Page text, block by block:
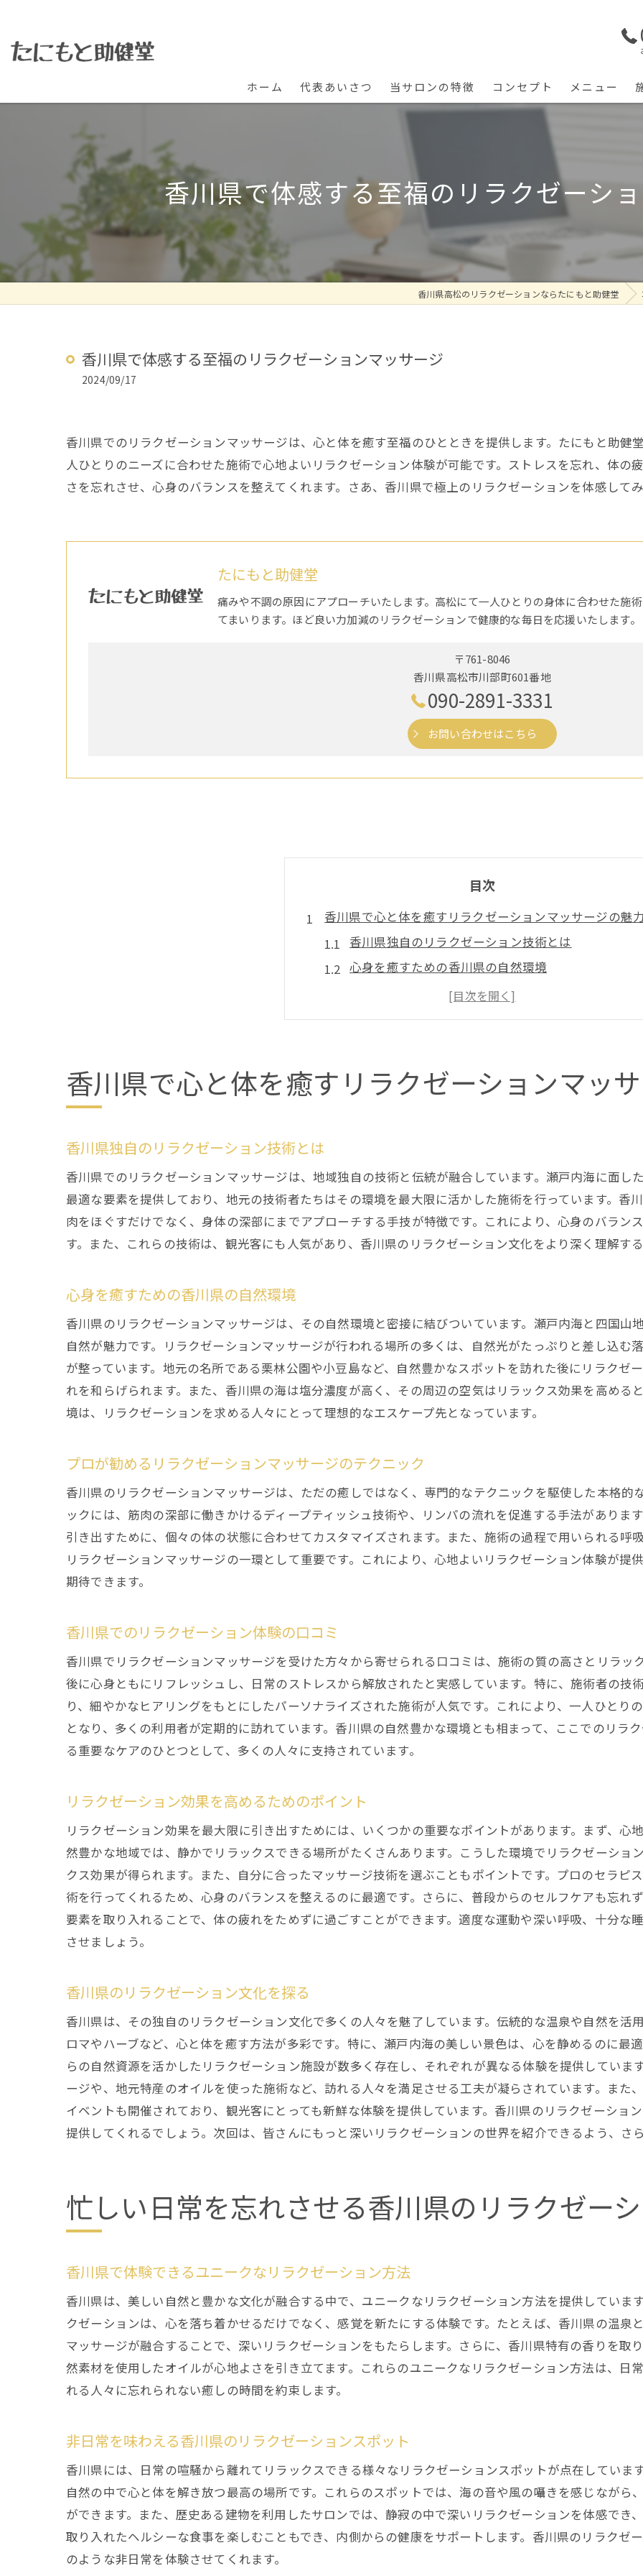
ホーム 代表あいさつ 当サロンの特徴
腰痛
五十肩
リハビリ
コンセプト メニュー
香川県で体感する至福のリラクゼーシ
香川県高松のリラクゼーションならたにもと助健堂
香川県で体感する至福のリラクゼーションマッサージ
2024/09/17
香川県でのリラクゼーションマッサージは、心と体を癒す至福のひとときを提供します。たにもと助健
人ひとりのニーズに合わせた施術で心地よいリラクゼーション体験が可能です。ストレスを忘れ、体の
さを忘れさせ、心身のバランスを整えてくれます。さあ、香川県で極上のリラクゼーションを体感して
たにもと助健堂
痛みや不調の原因にアプローチいたします。高松にて一人ひとりの身体に合わせた施
てまいります。ほど良い力加減のリラクゼーションで健康的な毎日を応援いたします。
〒761-8046
香川県高松市川部町601番地
090-2891-3331
お問い合わせはこちら
目次
香川県で心と体を癒すリラクゼーションマッサージの魅
香川県独自のリラクゼーション技術とは
心身を癒すための香川県の自然環境
プロが勧めるリラクゼーションマッサージのテクニ
香川県でのリラクゼーション体験の口コミ
香川県のリラクゼーション文化を探る
忙しい日常を忘れさせる香川県のリラクゼーション体験
香川県のリラクゼーションマッサージで心のデトッ
時間を忘れる香川県のリラクゼーション体験
香川県でのリラクゼーションがもたらす心の平穏
ストレスフリーな香川県のリラクゼーション
ニーズに応えるたにもと助健堂の個別施術
たにもと助健堂のリラクゼーションメニューの効果
たにもと助健堂の施術者によるおすすめプラン
たにもと助健堂のリラクゼーションメニューの選び
たにもと助健堂でしか味わえないリラクゼーション
香川県の究極のリラクゼーションスポット
心と体に効く香川県のリラクゼーションの秘訣
香川県のリラクゼーションがもたらす究極の癒し
香川県で体感する究極のリラクゼーションの実例
リラクゼーションの極みを体験できる方法
香川県流のリラクゼーションでバランスを取り戻す
心身の健康を保つためのリラクゼーションスタイル
香川県のリラクゼーションを取り入れた生活習慣
リラクゼーションで心と体の調和を図る
香川県で人気のリラクゼーションスポットを探る
香川県の隠れたリラクゼーション名所
地元民が選ぶ香川県のリラクゼーションスポット
観光客に人気の香川県のリラクゼーション施設
香川県のリラクゼーションスポットでの体験談
香川県のリラクゼーションスポットでの楽しみ方
リラクゼーションの真髄を極めた香川県の施術
香川県のリラクゼーションの特別な魅力
リラクゼーションの真髄を体感する香川県の旅
香川県のリラクゼーション体験が教えるもの
特別なリラクゼーションを提供する香川県
リラクゼーション体験を最大限に活用する方法
香川県のリラクゼーションスポット巡りのガイド
香川県でのリラクゼーションを成功させるポイント
香川県のリラクゼーションガイドで心身を癒す
香川県で心と体を癒すリラクゼーションマッ
香川県独自のリラクゼーション技術とは
香川県でのリラクゼーションマッサージは、地域独自の技術と伝統が融合しています。瀬戸内海に面し
最適な要素を提供しており、地元の技術者たちはその環境を最大限に活かした施術を行っています。香
肉をほぐすだけでなく、身体の深部にまでアプローチする手技が特徴です。これにより、心身のバラン
す。また、これらの技術は、観光客にも人気があり、香川県のリラクゼーション文化をより深く理解す
心身を癒すための香川県の自然環境
香川県のリラクゼーションマッサージは、その自然環境と密接に結びついています。瀬戸内海と四国山
自然が魅力です。リラクゼーションマッサージが行われる場所の多くは、自然光がたっぷりと差し込む
が整っています。地元の名所である栗林公園や小豆島など、自然豊かなスポットを訪れた後にリラクゼ
れを和らげられます。また、香川県の海は塩分濃度が高く、その周辺の空気はリラックス効果を高める
境は、リラクゼーションを求める人々にとって理想的なエスケープ先となっています。
プロが勧めるリラクゼーションマッサージのテクニック
香川県のリラクゼーションマッサージは、ただの癒しではなく、専門的なテクニックを駆使した本格的
ックには、筋肉の深部に働きかけるディープティッシュ技術や、リンパの流れを促進する手法がありま
引き出すために、個々の体の状態に合わせてカスタマイズされます。また、施術の過程で用いられる呼
リラクゼーションマッサージの一環として重要です。これにより、心地よいリラクゼーション体験が提
期待できます。
香川県でのリラクゼーション体験の口コミ
香川県でリラクゼーションマッサージを受けた方々から寄せられる口コミは、施術の質の高さとリラッ
後に心身ともにリフレッシュし、日常のストレスから解放されたと実感しています。特に、施術者の技
り、細やかなヒアリングをもとにしたパーソナライズされた施術が人気です。これにより、一人ひとり
となり、多くの利用者が定期的に訪れています。香川県の自然豊かな環境とも相まって、ここでのリラ
る重要なケアのひとつとして、多くの人々に支持されています。
リラクゼーション効果を高めるためのポイント
リラクゼーション効果を最大限に引き出すためには、いくつかの重要なポイントがあります。まず、心
然豊かな地域では、静かでリラックスできる場所がたくさんあります。こうした環境でリラクゼーショ
クス効果が得られます。また、自分に合ったマッサージ技術を選ぶこともポイントです。プロのセラピ
術を行ってくれるため、心身のバランスを整えるのに最適です。さらに、普段からのセルフケアも忘れ
要素を取り入れることで、体の疲れをためずに過ごすことができます。適度な運動や深い呼吸、十分な
させましょう。
香川県のリラクゼーション文化を探る
香川県は、その独自のリラクゼーション文化で多くの人々を魅了しています。伝統的な温泉や自然を活
ロマやハーブなど、心と体を癒す方法が多彩です。特に、瀬戸内海の美しい景色は、心を静めるのに最
らの自然資源を活かしたリラクゼーション施設が数多く存在し、それぞれが異なる体験を提供していま
ージや、地元特産のオイルを使った施術など、訪れる人々を満足させる工夫が凝らされています。また
イベントも開催されており、観光客にとっても新鮮な体験を提供しています。香川県のリラクゼーショ
提供してくれるでしょう。次回は、皆さんにもっと深いリラクゼーションの世界を紹介できるよう、さ
忙しい日常を忘れさせる香川県のリラクゼー
香川県で体験できるユニークなリラクゼーション方法
香川県は、美しい自然と豊かな文化が融合する中で、ユニークなリラクゼーション方法を提供していま
クゼーションは、心を落ち着かせるだけでなく、感覚を新たにする体験です。たとえば、香川県の温泉
マッサージが融合することで、深いリラクゼーションをもたらします。さらに、香川県特有の香りを取
然素材を使用したオイルが心地よさを引き立てます。これらのユニークなリラクゼーション方法は、日
れる人々に忘れられない癒しの時間を約束します。
非日常を味わえる香川県のリラクゼーションスポット
香川県には、日常の喧騒から離れてリラックスできる様々なリラクゼーションスポットが点在していま
自然の中で心と体を解き放つ最高の場所です。これらのスポットでは、海の音や風の囁きを感じながら
ができます。また、歴史ある建物を利用したサロンでは、静寂の中で深いリラクゼーションを体感でき
取り入れたヘルシーな食事を楽しむこともでき、内側からの健康をサポートします。香川県のリラクゼ
のような非日常を体験させてくれます。